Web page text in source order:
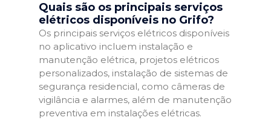
Quais são os principais serviços
elétricos disponíveis no Grifo?
Os principais serviços elétricos disponíveis
no aplicativo incluem instalação e
manutenção elétrica, projetos elétricos
personalizados, instalação de sistemas de
segurança residencial, como câmeras de
vigilância e alarmes, além de manutenção
preventiva em instalações elétricas.